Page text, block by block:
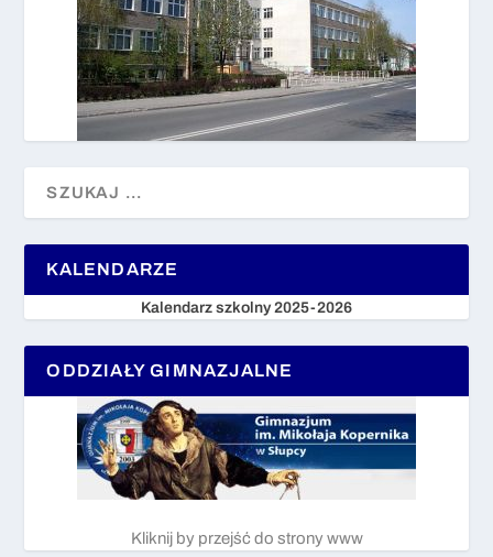
KALENDARZE
Kalendarz szkolny 2025-2026
ODDZIAŁY GIMNAZJALNE
Kliknij by przejść do strony www